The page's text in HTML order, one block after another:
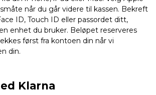
når du går videre til kassen. Bekreft
ID, Touch ID eller passordet ditt,
enhet du bruker. Beløpet reserveres
først fra kontoen din når vi
din.
Klarna